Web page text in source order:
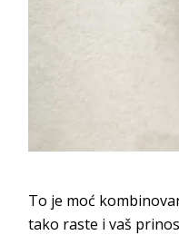
To je moć
tako raste i vaš